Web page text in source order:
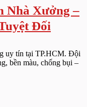
Nhà Xưởng –
Đối
uy tín tại TP.HCM. Đội
bền màu, chống bụi –